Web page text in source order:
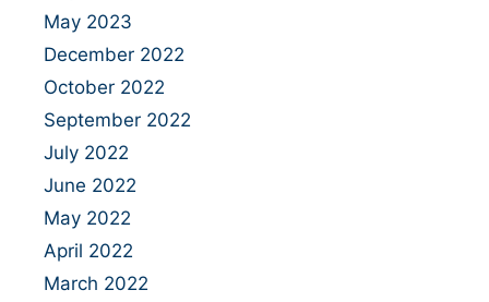
May 2023
December 2022
October 2022
September 2022
July 2022
June 2022
May 2022
April 2022
March 2022